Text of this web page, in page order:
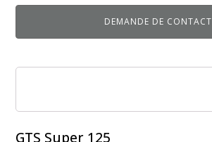
DEMANDE DE CONTACT
options
être
page
du
GTS Super 125
Ce
a